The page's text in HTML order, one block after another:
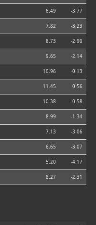
6.49 -3.77
7.82 -3.23
8.73 -2.90
9.65 -2.14
10.96 -0.13
11.45 0.56
10.38 -0.58
8.99 -1.34
7.13 -3.06
6.65 -3.07
5.20 -4.17
8.27 -2.31